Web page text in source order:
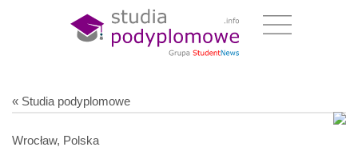
« Studia podyplomowe
Wrocław, Polska